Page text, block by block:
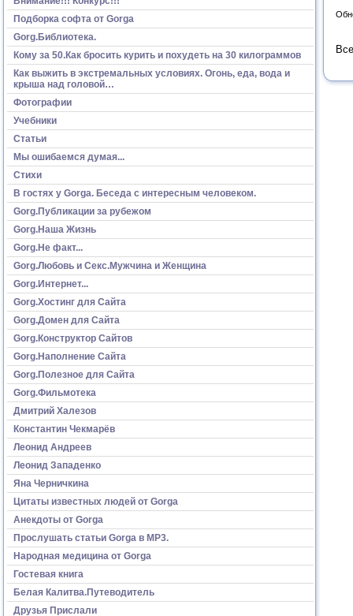
Подборка софта от Gorga
Gorg.Библиотека.
Кому за 50.Как бросить курить и похудеть на 30 килограммов
Как выжить в экстремальных условиях. Огонь, еда, вода и
крыша над головой…
Фотографии
Учебники
Статьи
Мы ошибаемся думая...
Стихи
В гостях у Gorga. Беседа с интересным человеком.
Gorg.Публикации за рубежом
Gorg.Наша Жизнь
Gorg.Не факт...
Gorg.Любовь и Секс.Мужчина и Женщина
Gorg.Интернет...
Gorg.Хостинг для Сайта
Gorg.Домен для Сайта
Gorg.Конструктор Сайтов
Gorg.Наполнение Сайта
Gorg.Полезное для Сайта
Gorg.Фильмотека
Дмитрий Халезов
Константин Чекмарёв
Леонид Андреев
Леонид Западенко
Яна Черничкина
Цитаты известных людей от Gorga
Анекдоты от Gorga
Прослушать статьи Gorga в МР3.
Народная медицина от Gorga
Гостевая книга
Белая Калитва.Путеводитель
Друзья Прислали